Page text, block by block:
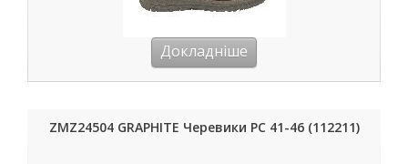
Докладніше
ZMZ24504 GRAPHITE Черевики РС 41-46 (112211)